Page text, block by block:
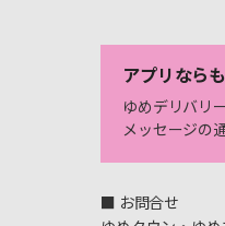
アプリなら
ゆめデリバリ
メッセージの
■ お問合せ